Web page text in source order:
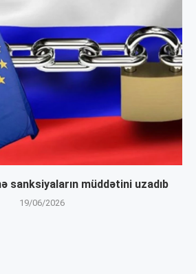
sanksiyaların müddətini uzadıb
19/06/2026